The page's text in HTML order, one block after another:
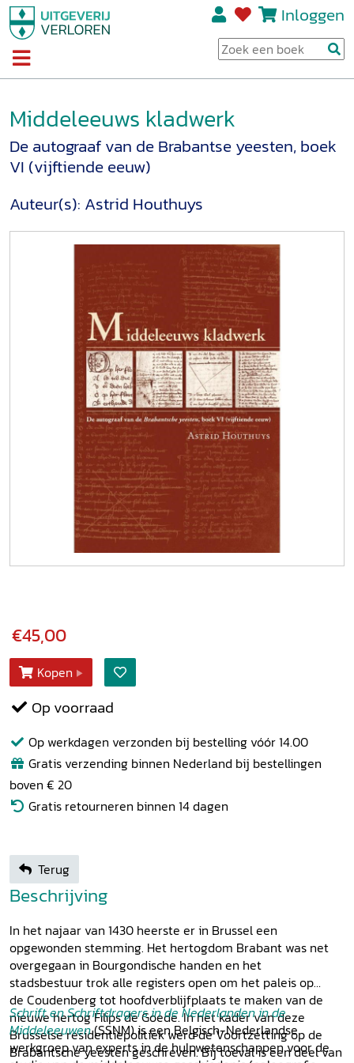
Inloggen
Middeleeuws kladwerk
De autograaf van de Brabantse yeesten, boek
VI (vijftiende eeuw)
Auteur(s): Astrid Houthuys
€45,00
Kopen
Op voorraad
Op werkdagen verzonden bij bestelling vóór 14.00
Gratis verzending binnen Nederland bij bestellingen
boven € 20
Gratis retourneren binnen 14 dagen
Terug
Beschrijving
In het najaar van 1430 heerste er in Brussel een
opgewonden stemming. Het hertogdom Brabant was net
overgegaan in Bourgondische handen en het
stadsbestuur trok alle registers open om het paleis op
de Coudenberg tot hoofdverblijfplaats te maken van de
nieuwe hertog Filips de Goede. In het kader van deze
Brusselse residentiepolitiek werd de Voortzetting op de
Brabantsche yeesten geschreven. Bij toeval is een deel van
Schrift en Schriftdragers in de Nederlanden in de
Middeleeuwen(SSNM) is een Belgisch-Nederlandse
werkgroep van experts in de hulpwetenschappen voor de